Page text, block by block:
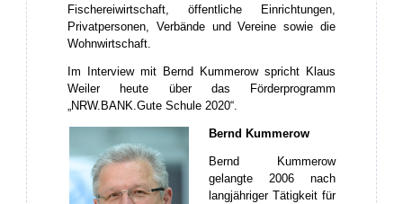
Fischereiwirtschaft, öffentliche Einrichtungen,
Privatpersonen, Verbände und Vereine sowie die
Wohnwirtschaft.
Im Interview mit Bernd Kummerow spricht Klaus
Weiler heute über das Förderprogramm
„NRW.BANK.Gute Schule 2020“.
Bernd Kummerow
Bernd Kummerow
gelangte 2006 nach
langjähriger Tätigkeit für